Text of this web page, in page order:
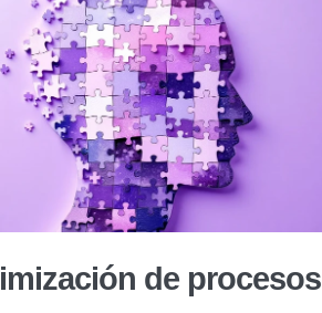
de procesos